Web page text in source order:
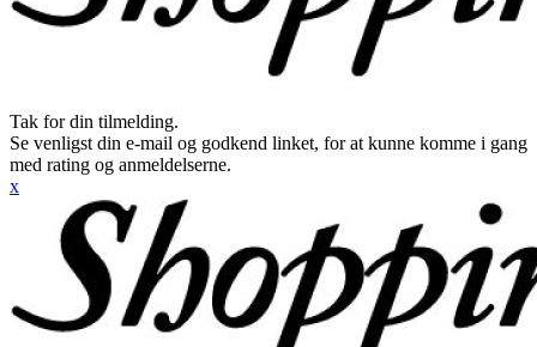
Tak for din tilmelding.
Se venligst din e-mail og godkend linket, for at kunne komme i gang
med rating og anmeldelserne.
x